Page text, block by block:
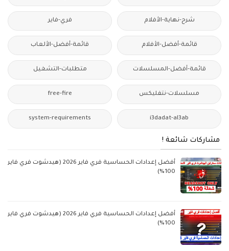
شرح-نهاية-الأفلام فري-فاير
قائمة-أفضل-الأفلام قائمة-أفضل-الألعاب
قائمة-أفضل-المسلسلات متطلبات-التشغيل
مسلسلات-نتفليكس free-fire
i3dadat-al3ab
system-requirements
مشاركات شائعة !
أفضل إعدادات الحساسية فري فاير 2026 (هيدشوت فري فاير
100%)
أفضل إعدادات الحساسية فري فاير 2026 (هيدشوت فري فاير
100%)